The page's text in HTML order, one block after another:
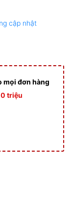
cập nhật
mọi đơn hàng
triệu